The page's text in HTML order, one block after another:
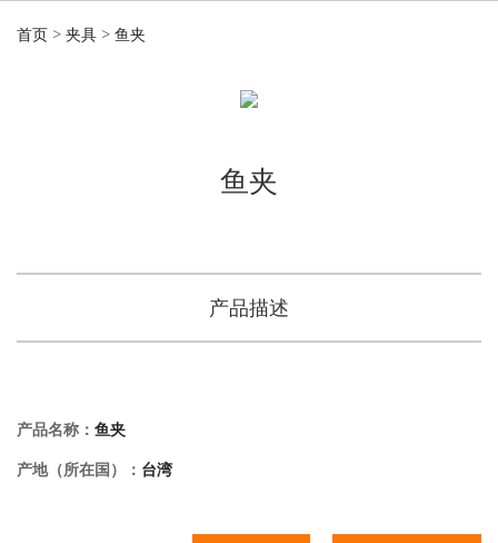
首页 > 夹具 > 鱼夹
鱼夹
产品描述
产品名称： 鱼夹
产地（所在国）： 台湾